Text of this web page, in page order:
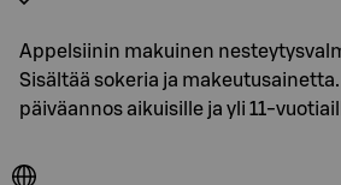
Appelsiinin makuinen
Sisältää sokeria ja
päiväannos aikuisille ja yli 11-